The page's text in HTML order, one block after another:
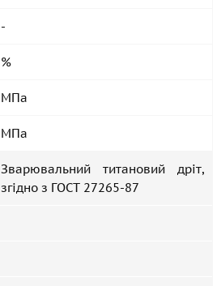
-
%
МПа
МПа
Зварювальний титановий дріт,
згідно з ГОСТ 27265-87